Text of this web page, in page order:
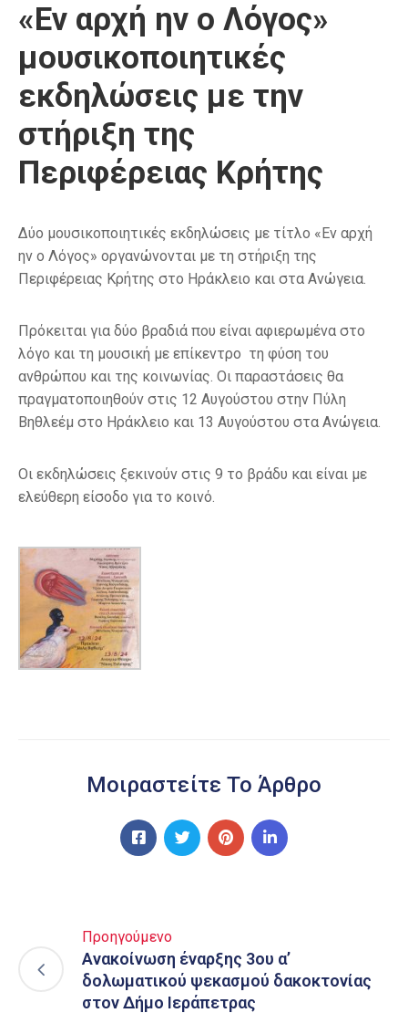
«Εν αρχή ην ο Λόγος»
μουσικοποιητικές
εκδηλώσεις με την
στήριξη της
Περιφέρειας Κρήτης
Δύο μουσικοποιητικές εκδηλώσεις με τίτλο «Εν αρχή
ην ο Λόγος» οργανώνονται με τη στήριξη της
Περιφέρειας Κρήτης στο Ηράκλειο και στα Ανώγεια.
Πρόκειται για δύο βραδιά που είναι αφιερωμένα στο
λόγο και τη μουσική με επίκεντρο τη φύση του
ανθρώπου και της κοινωνίας. Οι παραστάσεις θα
πραγματοποιηθούν στις 12 Αυγούστου στην Πύλη
Βηθλεέμ στο Ηράκλειο και 13 Αυγούστου στα Ανώγεια.
Οι εκδηλώσεις ξεκινούν στις 9 το βράδυ και είναι με
ελεύθερη είσοδο για το κοινό.
Μοιραστείτε Το Άρθρο
Προηγούμενο
Ανακοίνωση έναρξης 3ου α’
δολωματικού ψεκασμού δακοκτονίας
στον Δήμο Ιεράπετρας